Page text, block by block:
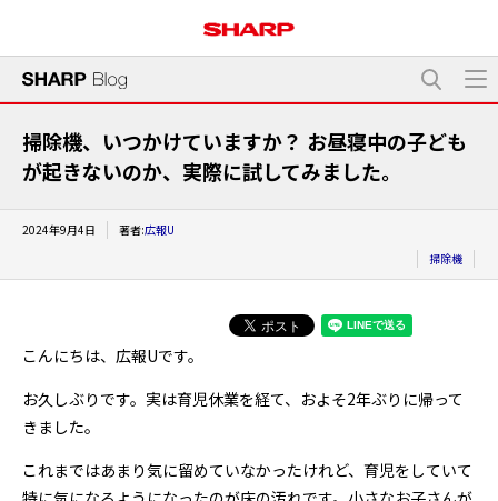
掃除機、いつかけていますか？ お昼寝中の子ども
が起きないのか、実際に試してみました。
2024年9月4日 著者:広報U
掃除機
こんにちは、広報Uです。
お久しぶりです。実は育児休業を経て、およそ2年ぶりに帰って
きました。
これまではあまり気に留めていなかったけれど、育児をしていて